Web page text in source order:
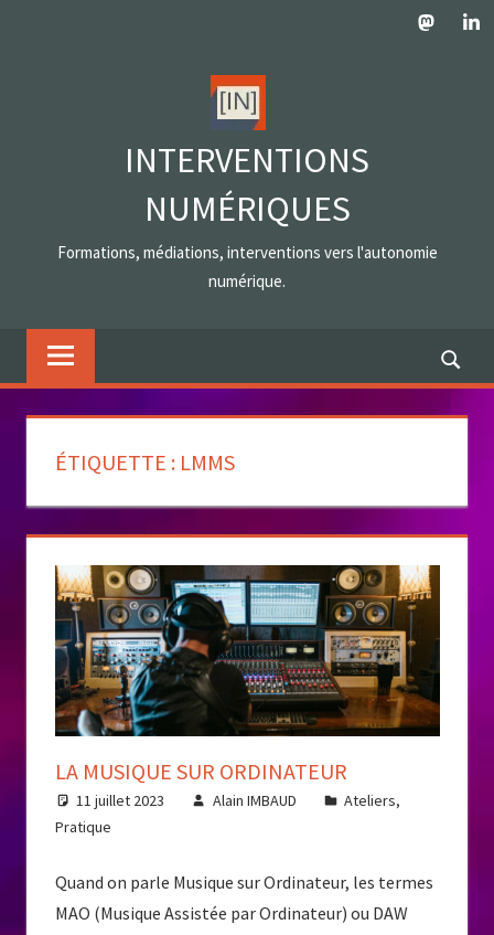
INTERVENTIONS
NUMÉRIQUES
Formations, médiations, interventions vers l'autonomie
numérique.
ÉTIQUETTE : LMMS
LA MUSIQUE SUR ORDINATEUR
11 juillet 2023 Alain IMBAUD Ateliers,
Pratique
Quand on parle Musique sur Ordinateur, les termes
MAO (Musique Assistée par Ordinateur) ou DAW